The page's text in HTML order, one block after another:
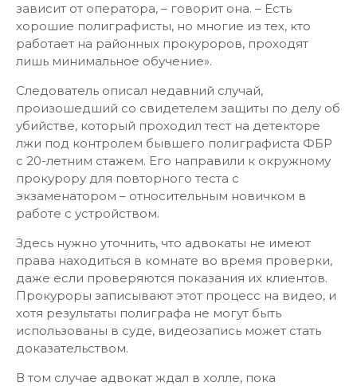
зависит от оператора, – говорит она. – Есть
хорошие полиграфисты, но многие из тех, кто
работает на районных прокуроров, проходят
лишь минимальное обучение».
Следователь описал недавний случай,
произошедший со свидетелем защиты по делу об
убийстве, который проходил тест на детекторе
лжи под контролем бывшего полиграфиста ФБР
с 20-летним стажем. Его направили к окружному
прокурору для повторного теста с
экзаменатором – относительным новичком в
работе с устройством.
Здесь нужно уточнить, что адвокаты не имеют
права находиться в комнате во время проверки,
даже если проверяются показания их клиентов.
Прокуроры записывают этот процесс на видео, и
хотя результаты полиграфа не могут быть
использованы в суде, видеозапись может стать
доказательством.
В том случае адвокат ждал в холле, пока